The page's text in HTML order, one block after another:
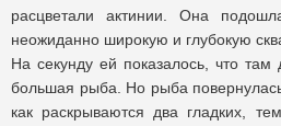
расцветали актинии. Она
неожиданно широкую и глубокую
На секунду ей показалось, что там
большая рыба. Но рыба
как раскрываются два гладких,